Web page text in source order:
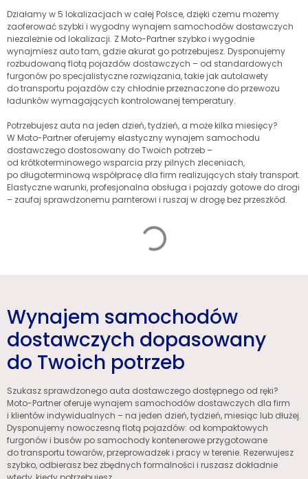
Działamy w 5 lokalizacjach w całej Polsce, dzięki czemu możemy
zaoferować szybki i wygodny wynajem samochodów dostawczych
niezależnie od lokalizacji. Z Moto-Partner szybko i wygodnie
wynajmiesz auto tam, gdzie akurat go potrzebujesz. Dysponujemy
rozbudowaną flotą pojazdów dostawczych – od standardowych
furgonów po specjalistyczne rozwiązania, takie jak autolawety
do transportu pojazdów czy chłodnie przeznaczone do przewozu
ładunków wymagających kontrolowanej temperatury.
Potrzebujesz auta na jeden dzień, tydzień, a może kilka miesięcy?
W Moto-Partner oferujemy elastyczny wynajem samochodu
dostawczego dostosowany do Twoich potrzeb –
od krótkoterminowego wsparcia przy pilnych zleceniach,
po długoterminową współpracę dla firm realizujących stały transport.
Elastyczne warunki, profesjonalna obsługa i pojazdy gotowe do drogi
– zaufaj sprawdzonemu parnterowi i ruszaj w drogę bez przeszkód.
Wynajem samochodów
dostawczych dopasowany
do Twoich potrzeb
Szukasz sprawdzonego auta dostawczego dostępnego od ręki?
Moto-Partner oferuje wynajem samochodów dostawczych dla firm
i klientów indywidualnych – na jeden dzień, tydzień, miesiąc lub dłużej.
Dysponujemy nowoczesną flotą pojazdów: od kompaktowych
furgonów i busów po samochody kontenerowe przygotowane
do transportu towarów, przeprowadzek i pracy w terenie. Rezerwujesz
szybko, odbierasz bez zbędnych formalności i ruszasz dokładnie